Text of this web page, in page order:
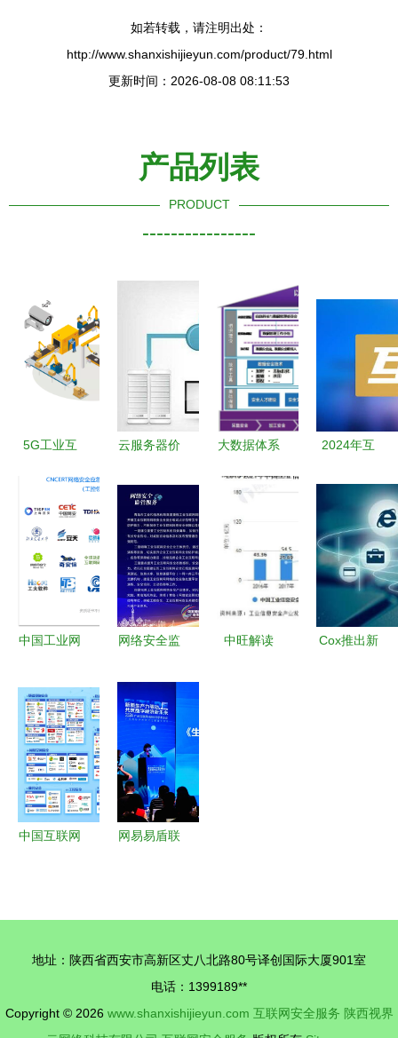
如若转载，请注明出处：
http://www.shanxishijieyun.com/product/79.html
更新时间：2026-08-08 08:11:53
产品列表
PRODUCT
----------------
5G工业互
互联网安全
服务解析
云服务器价
安全服务的
计费解析
如何精准控
制成本与保
障安全
大数据体系
全治理与互
联网安全服
务 构建弹
性防护屏障
2024年互
龙头名单
互联网安全
服务篇
中国工业网
产品类别
互联网安全
服务
网络安全监
工业和信息
化局深化互
联网安全服
务，筑牢数
字化转型防
线
中旺解读
Cox推出新
中国互联网
网易易盾联
安全合规指
引》
地址：陕西省西安市高新区丈八北路80号译创国际大厦901室
电话：1399189**
Copyright © 2026 www.shanxishijieyun.com 互联网安全服务 陕西视界